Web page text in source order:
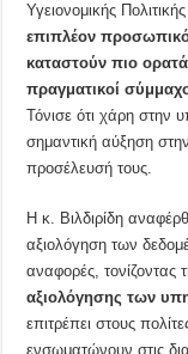
Υγειονομικής
επιπλέον προσωπικό
καταστούν πιο
πραγματικοί
Τόνισε ότι χάρη στην
σημαντική αύξηση
προσέλευσή τους.
Η κ. Βιλδιρίδη
αξιολόγηση των
αναφορές, τονίζοντας
αξιολόγησης των
επιτρέπει στους
ενσωματώνουν στις